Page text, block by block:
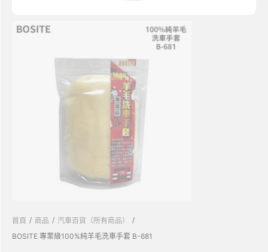
首頁 / 商品 / 汽車百貨（所有商品）
/
BOSITE 專業級100%純羊毛洗車手套 B-681